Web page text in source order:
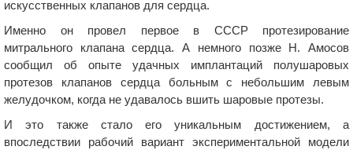
искусственных клапанов для сердца.
Именно он провел первое в СССР протезирование
митрального клапана сердца. А немного позже Н. Амосов
сообщил об опыте удачных имплантаций полушаровых
протезов клапанов сердца больным с небольшим левым
желудочком, когда не удавалось вшить шаровые протезы.
И это также стало его уникальным достижением, а
впоследствии рабочий вариант экспериментальной модели